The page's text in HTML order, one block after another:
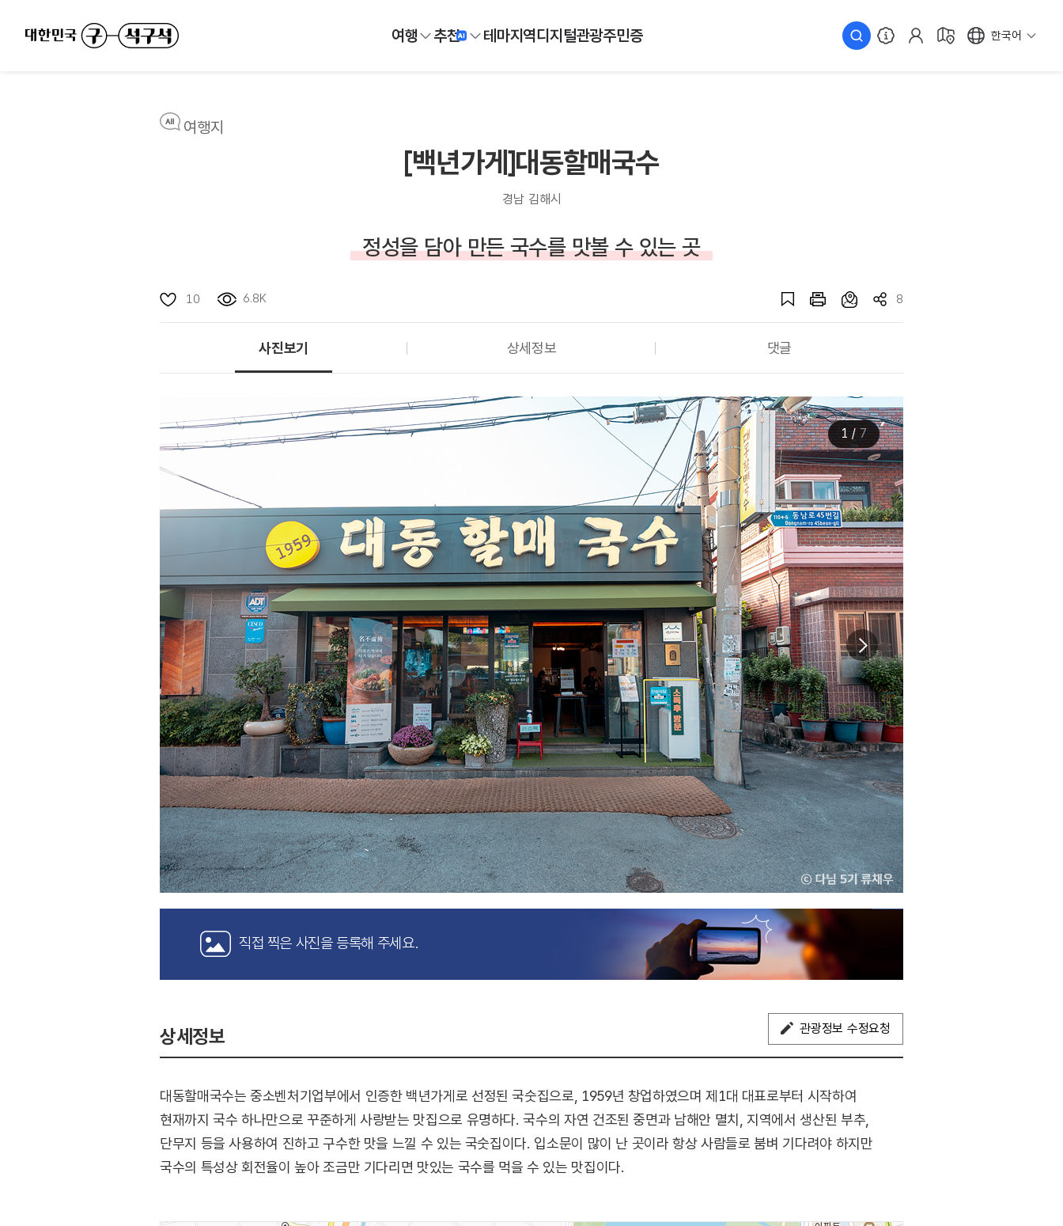
여행 추천 테마지역디지털관광주민증 한국어
여행지
[백년가게]대동할매국수
경남 김해시
정성을 담아 만든 국수를 맛볼 수 있는 곳
10 6.8K 8
사진보기 상세정보 댓글
1 / 7
직접 찍은 사진을 등록해 주세요.
상세정보 관광정보 수정요청
대동할매국수는 중소벤처기업부에서 인증한 백년가게로 선정된 국숫집으로, 1959년 창업하였으며 제1대 대표로부터 시작하여
현재까지 국수 하나만으로 꾸준하게 사랑받는 맛집으로 유명하다. 국수의 자연 건조된 중면과 남해안 멸치, 지역에서 생산된 부추,
단무지 등을 사용하여 진하고 구수한 맛을 느낄 수 있는 국숫집이다. 입소문이 많이 난 곳이라 항상 사람들로 붐벼 기다려야 하지만
국수의 특성상 회전율이 높아 조금만 기다리면 맛있는 국수를 먹을 수 있는 맛집이다.